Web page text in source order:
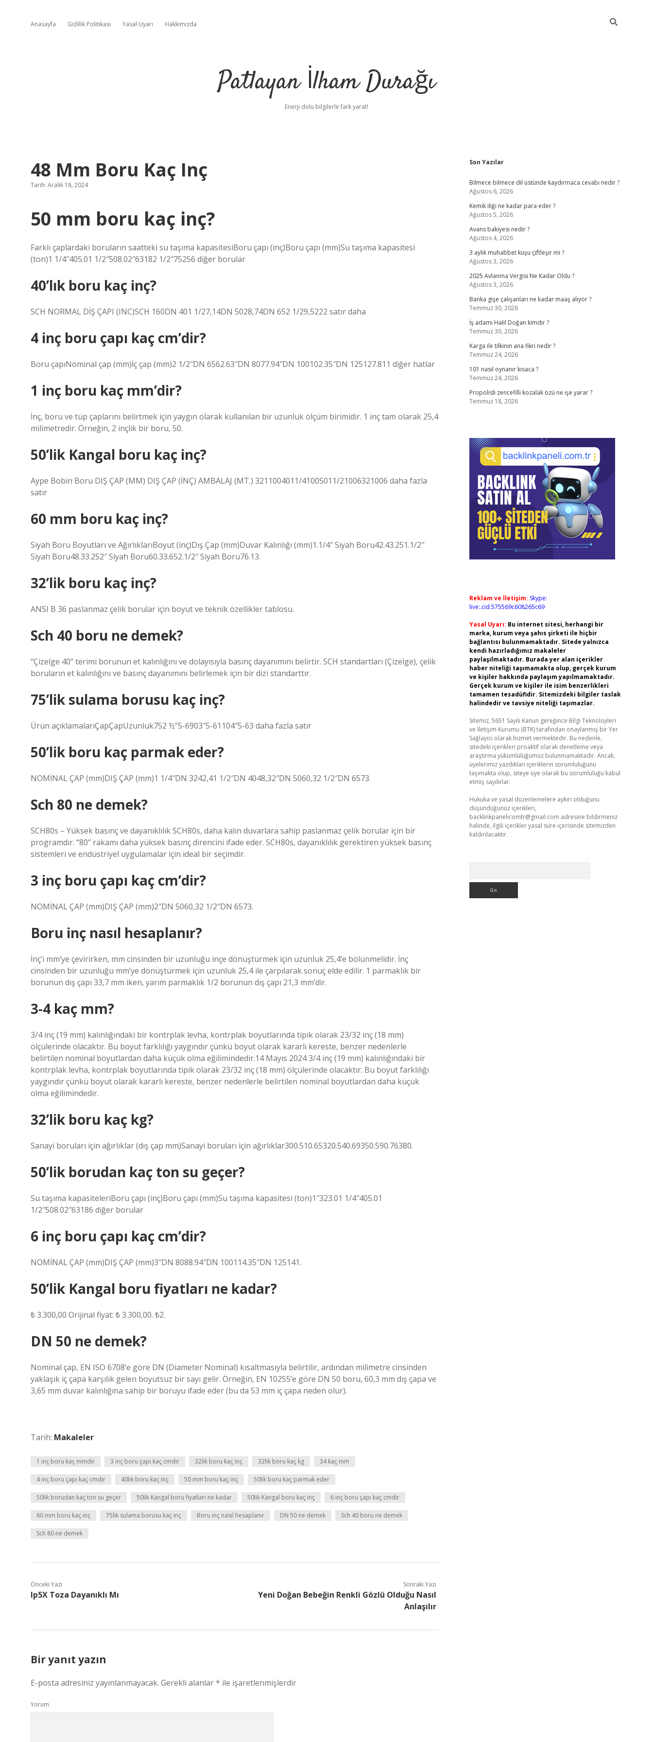
Anasayfa Gizlilik Politikası Yasal Uyarı Hakkımızda
Patlayan İlham Durağı
Enerji dolu bilgilerle fark yarat!
48 Mm Boru Kaç Inç
Tarih: Aralık 18, 2024
50 mm boru kaç inç?
Farklı çaplardaki boruların saatteki su taşıma kapasitesiBoru çapı (inç)Boru çapı (mm)Su taşıma kapasitesi
(ton)1 1/4″405.01 1/2″508.02″63182 1/2″75256 diğer borular
40’lık boru kaç inç?
SCH NORMAL DİŞ ÇAPI (INC)SCH 160DN 401 1/27,14DN 5028,74DN 652 1/29,5222 satır daha
4 inç boru çapı kaç cm’dir?
Boru çapıNominal çap (mm)İç çap (mm)2 1/2″DN 6562.63″DN 8077.94″DN 100102.35″DN 125127.811 diğer hatlar
1 inç boru kaç mm’dir?
İnç, boru ve tüp çaplarını belirtmek için yaygın olarak kullanılan bir uzunluk ölçüm birimidir. 1 inç tam olarak 25,4
milimetredir. Örneğin, 2 inçlik bir boru, 50.
50’lik Kangal boru kaç inç?
Aype Bobin Boru DIŞ ÇAP (MM) DIŞ ÇAP (İNÇ) AMBALAJ (MT.) 3211004011/41005011/21006321006 daha fazla
satır
60 mm boru kaç inç?
Siyah Boru Boyutları ve AğırlıklarıBoyut (inç)Dış Çap (mm)Duvar Kalınlığı (mm)1.1/4″ Siyah Boru42.43.251.1/2″
Siyah Boru48.33.252″ Siyah Boru60.33.652.1/2″ Siyah Boru76.13.
32’lik boru kaç inç?
ANSI B 36 paslanmaz çelik borular için boyut ve teknik özellikler tablosu.
Sch 40 boru ne demek?
“Çizelge 40” terimi borunun et kalınlığını ve dolayısıyla basınç dayanımını belirtir. SCH standartları (Çizelge), çelik
boruların et kalınlığını ve basınç dayanımını belirlemek için bir dizi standarttır.
75’lik sulama borusu kaç inç?
Ürün açıklamalarıÇapÇapUzunluk752 ½”5-6903″5-61104″5-63 daha fazla satır
50’lik boru kaç parmak eder?
NOMİNAL ÇAP (mm)DIŞ ÇAP (mm)1 1/4″DN 3242,41 1/2″DN 4048,32″DN 5060,32 1/2″DN 6573.
Sch 80 ne demek?
SCH80s – Yüksek basınç ve dayanıklılık SCH80s, daha kalın duvarlara sahip paslanmaz çelik borular için bir
programdır. “80” rakamı daha yüksek basınç direncini ifade eder. SCH80s, dayanıklılık gerektiren yüksek basınç
sistemleri ve endüstriyel uygulamalar için ideal bir seçimdir.
3 inç boru çapı kaç cm’dir?
NOMİNAL ÇAP (mm)DIŞ ÇAP (mm)2″DN 5060,32 1/2″DN 6573.
Boru inç nasıl hesaplanır?
İnç’i mm’ye çevirirken, mm cinsinden bir uzunluğu inçe dönüştürmek için uzunluk 25,4’e bölünmelidir. İnç
cinsinden bir uzunluğu mm’ye dönüştürmek için uzunluk 25,4 ile çarpılarak sonuç elde edilir. 1 parmaklık bir
borunun dış çapı 33,7 mm iken, yarım parmaklık 1/2 borunun dış çapı 21,3 mm’dir.
3-4 kaç mm?
3/4 inç (19 mm) kalınlığındaki bir kontrplak levha, kontrplak boyutlarında tipik olarak 23/32 inç (18 mm)
ölçülerinde olacaktır. Bu boyut farklılığı yaygındır çünkü boyut olarak kararlı kereste, benzer nedenlerle
belirtilen nominal boyutlardan daha küçük olma eğilimindedir.14 Mayıs 2024 3/4 inç (19 mm) kalınlığındaki bir
kontrplak levha, kontrplak boyutlarında tipik olarak 23/32 inç (18 mm) ölçülerinde olacaktır. Bu boyut farklılığı
yaygındır çünkü boyut olarak kararlı kereste, benzer nedenlerle belirtilen nominal boyutlardan daha küçük
olma eğilimindedir.
32’lik boru kaç kg?
Sanayi boruları için ağırlıklar (dış çap mm)Sanayi boruları için ağırlıklar300.510.65320.540.69350.590.76380.
50’lik borudan kaç ton su geçer?
Su taşıma kapasiteleriBoru çapı (inç)Boru çapı (mm)Su taşıma kapasitesi (ton)1″323.01 1/4″405.01
1/2″508.02″63186 diğer borular
6 inç boru çapı kaç cm’dir?
NOMİNAL ÇAP (mm)DIŞ ÇAP (mm)3″DN 8088.94″DN 100114.35″DN 125141.
50’lik Kangal boru fiyatları ne kadar?
₺ 3.300,00 Orijinal fiyat: ₺ 3.300,00. ₺2.
DN 50 ne demek?
Nominal çap, EN ISO 6708’e göre DN (Diameter Nominal) kısaltmasıyla belirtilir, ardından milimetre cinsinden
yaklaşık iç çapa karşılık gelen boyutsuz bir sayı gelir. Örneğin, EN 10255’e göre DN 50 boru, 60,3 mm dış çapa ve
3,65 mm duvar kalınlığına sahip bir boruyu ifade eder (bu da 53 mm iç çapa neden olur).
Tarih: Makaleler
1 inç boru kaç mmdir 3 inç boru çapı kaç cmdir 32lik boru kaç inç 32lik boru kaç kg 34 kaç mm
4 inç boru çapı kaç cmdir 40lık boru kaç inç 50 mm boru kaç inç 50lik boru kaç parmak eder
50lik borudan kaç ton su geçer 50lik Kangal boru fiyatları ne kadar 50lik Kangal boru kaç inç 6 inç boru çapı kaç cmdir
60 mm boru kaç inç 75lik sulama borusu kaç inç Boru inç nasıl hesaplanır DN 50 ne demek Sch 40 boru ne demek
Sch 80 ne demek
Önceki Yazı
Ip5X Toza Dayanıklı Mı
Sonraki Yazı
Yeni Doğan Bebeğin Renkli Gözlü Olduğu Nasıl
Anlaşılır
Bir yanıt yazın
E-posta adresiniz yayınlanmayacak. Gerekli alanlar* ile işaretlenmişlerdir
Yorum
Sidebar
Son Yazılar
Bilmece bilmece dil üstünde kaydırmaca cevabı nedir ?
Ağustos 6, 2026
Kemik iliği ne kadar para eder ?
Ağustos 5, 2026
Avans bakiyesi nedir ?
Ağustos 4, 2026
3 aylık muhabbet kuşu çiftleşir mi ?
Ağustos 3, 2026
2025 Avlanma Vergisi Ne Kadar Oldu ?
Ağustos 3, 2026
Banka gişe çalışanları ne kadar maaş alıyor ?
Temmuz 30, 2026
İş adamı Halil Doğan kimdir ?
Temmuz 30, 2026
Karga ile tilkinin ana fikri nedir ?
Temmuz 24, 2026
101 nasıl oynanır kısaca ?
Temmuz 24, 2026
Propolisli zencefilli kozalak özü ne işe yarar ?
Temmuz 18, 2026
Reklam ve İletişim: Skype:
live:.cid.575569c608265c69
Yasal Uyarı: Bu internet sitesi, herhangi bir
marka, kurum veya şahıs şirketi ile hiçbir
bağlantısı bulunmamaktadır. Sitede yalnızca
kendi hazırladığımız makaleler
paylaşılmaktadır. Burada yer alan içerikler
haber niteliği taşımamakta olup, gerçek kurum
ve kişiler hakkında paylaşım yapılmamaktadır.
Gerçek kurum ve kişiler ile isim benzerlikleri
tamamen tesadüfidir. Sitemizdeki bilgiler taslak
halindedir ve tavsiye niteliği taşımazlar.
Sitemiz, 5651 Sayılı Kanun gereğince Bilgi Teknolojileri
ve İletişim Kurumu (BTK) tarafından onaylanmış bir Yer
Sağlayıcı olarak hizmet vermektedir. Bu nedenle,
sitedeki içerikleri proaktif olarak denetleme veya
araştırma yükümlülüğümüz bulunmamaktadır. Ancak,
üyelerimiz yazdıkları içeriklerin sorumluluğunu
taşımakta olup, siteye üye olarak bu sorumluluğu kabul
etmiş sayılırlar.
Hukuka ve yasal düzenlemelere aykırı olduğunu
düşündüğünüz içerikleri,
backlinkpanelicomtr@gmail.com adresine bildirmeniz
halinde, ilgili içerikler yasal süre içerisinde sitemizden
kaldırılacaktır.